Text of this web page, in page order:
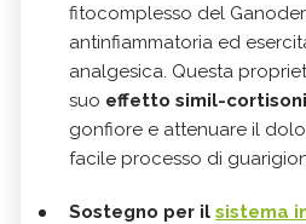
fitocomplesso del
antinfiammatoria ed
analgesica. Questa
suo effetto simil-
gonfiore e attenuare il
facile processo di
Sostegno per il sistema